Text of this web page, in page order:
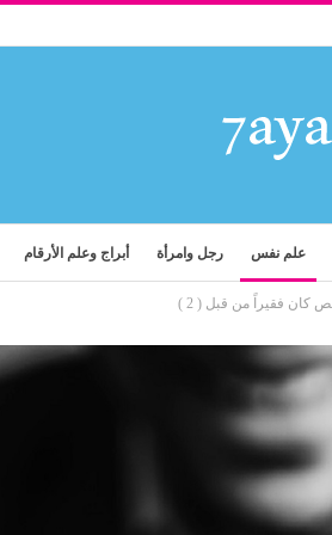
علم نفس رجل وامرأة أبراج وعلم الأرقام